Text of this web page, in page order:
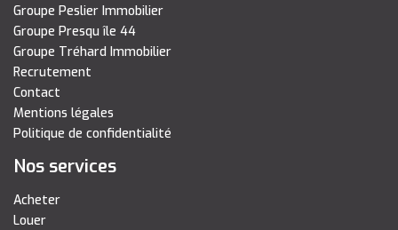
Groupe Peslier Immobilier
Groupe Presqu île 44
Groupe Tréhard Immobilier
Recrutement
Contact
Mentions légales
Politique de confidentialité
Nos services
Acheter
Louer